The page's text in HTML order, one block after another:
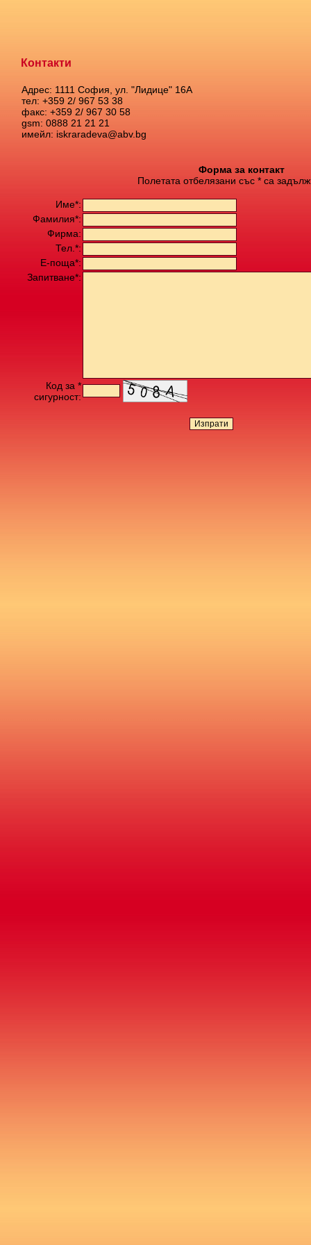
Контакти
Адрес: 1111 София, ул. "Лидице" 16А
тел: +359 2/ 967 53 38
факс: +359 2/ 967 30 58
gsm: 0888 21 21 21
имейл: iskraradeva@abv.bg
Форма за контакт
Полетата отбелязани със * са
Име*:
Фамилия*:
Фирма:
Тел.*:
Е-поща*:
Запитване*:
Код за *
сигурност: